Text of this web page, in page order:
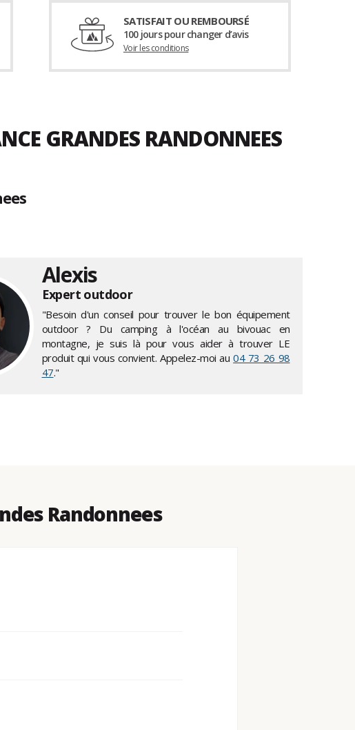
SATISFAIT OU REMBOURSÉ
100 jours pour changer d’avis
Voir les conditions
GRANDES RANDONNEES
Alexis
Expert outdoor
"Besoin d'un conseil pour trouver le bon équipement
outdoor ? Du camping à l'océan au bivouac en
montagne, je suis là pour vous aider à trouver LE
produit qui vous convient. Appelez-moi au04 73 26 98
47."
Randonnees